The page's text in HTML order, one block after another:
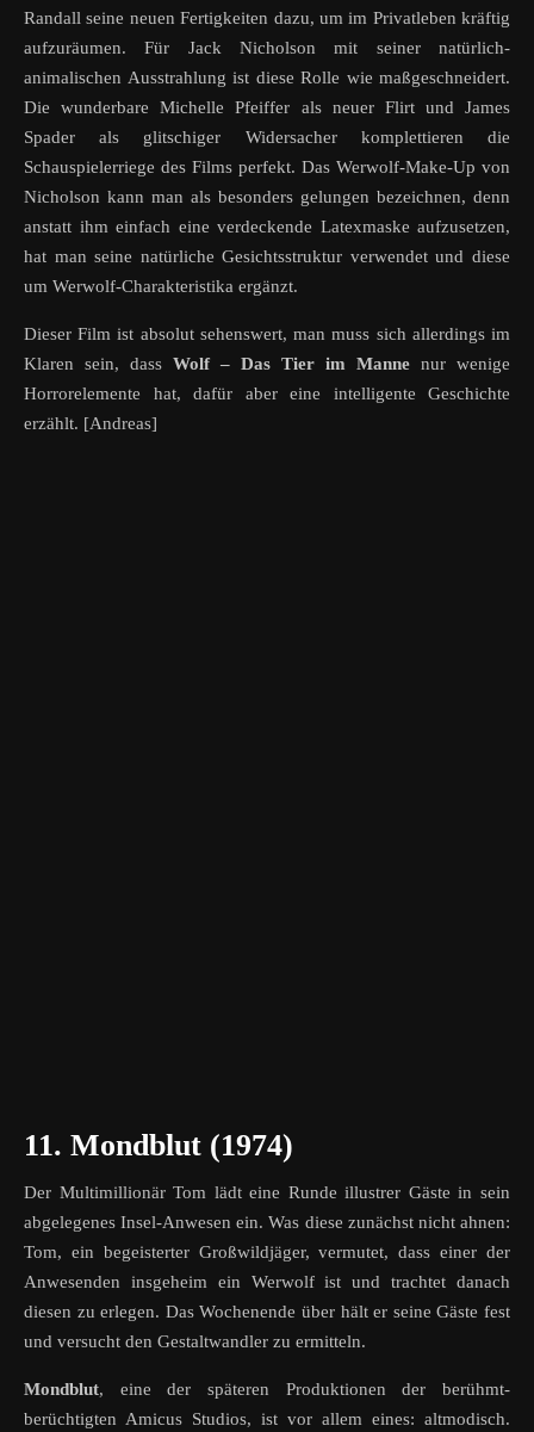
Randall seine neuen Fertigkeiten dazu, um im Privatleben kräftig
aufzuräumen. Für Jack Nicholson mit seiner natürlich-
animalischen Ausstrahlung ist diese Rolle wie maßgeschneidert.
Die wunderbare Michelle Pfeiffer als neuer Flirt und James
Spader als glitschiger Widersacher komplettieren die
Schauspielerriege des Films perfekt. Das Werwolf-Make-Up von
Nicholson kann man als besonders gelungen bezeichnen, denn
anstatt ihm einfach eine verdeckende Latexmaske aufzusetzen,
hat man seine natürliche Gesichtsstruktur verwendet und diese
um Werwolf-Charakteristika ergänzt.
Dieser Film ist absolut sehenswert, man muss sich allerdings im
Klaren sein, dass Wolf – Das Tier im Manne nur wenige
Horrorelemente hat, dafür aber eine intelligente Geschichte
erzählt. [Andreas]
11. Mondblut (1974)
Der Multimillionär Tom lädt eine Runde illustrer Gäste in sein
abgelegenes Insel-Anwesen ein. Was diese zunächst nicht ahnen:
Tom, ein begeisterter Großwildjäger, vermutet, dass einer der
Anwesenden insgeheim ein Werwolf ist und trachtet danach
diesen zu erlegen. Das Wochenende über hält er seine Gäste fest
und versucht den Gestaltwandler zu ermitteln.
Mondblut, eine der späteren Produktionen der berühmt-
berüchtigten Amicus Studios, ist vor allem eines: altmodisch.